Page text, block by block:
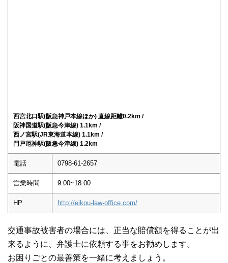
西宮北口駅(阪急神戸本線ほか) 直線距離0.2km /
阪神国道駅(阪急今津線) 1.1km /
西ノ宮駅(JR東海道本線) 1.1km /
門戸厄神駅(阪急今津線) 1.2km
電話 0798-61-2657
営業時間 9:00~18:00
HP http://eikou-law-office.com/
交通事故被害者の場合には、正当な賠償額を得ることが出
来るように、弁護士に依頼する事をお勧めします。
お困りごとの最善策を一緒に考えましょう。